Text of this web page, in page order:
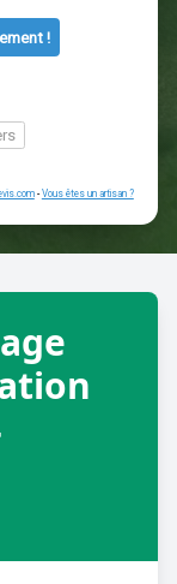
métiers
par